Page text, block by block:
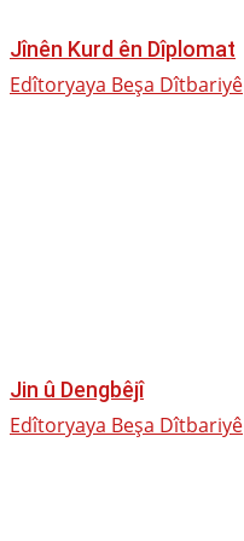
Jînên Kurd ên Dîplomat
Edîtoryaya Beşa Dîtbariyê
Jin û Dengbêjî
Edîtoryaya Beşa Dîtbariyê